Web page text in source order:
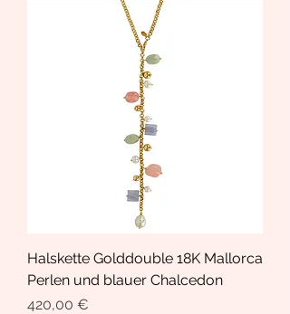
Halskette Golddouble 18K Mallorca
Perlen und blauer Chalcedon
Prix
420,00 €